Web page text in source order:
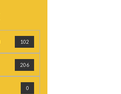
102
206
0